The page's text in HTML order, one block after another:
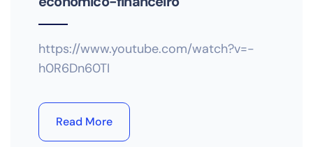
https://www.youtube.com/watch?v=-
h0R6Dn60TI
Read More